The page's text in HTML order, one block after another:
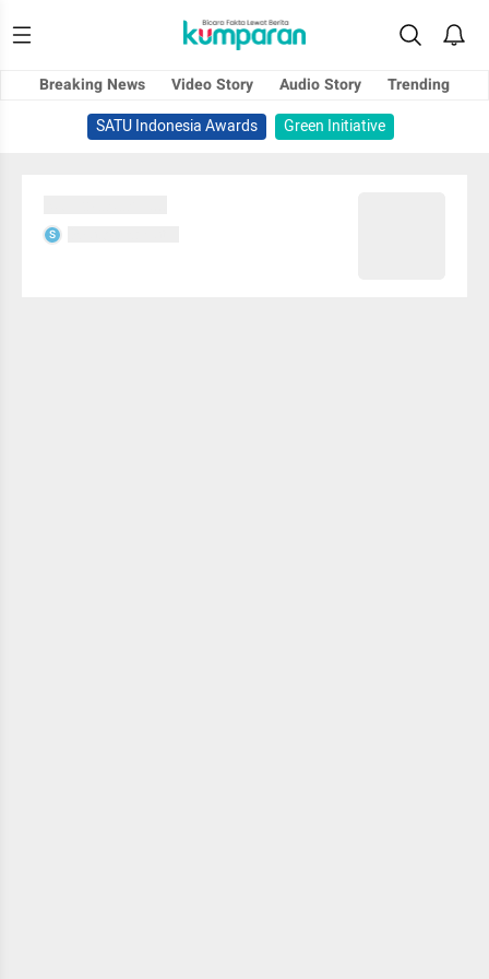
Breaking News Video Story Audio Story
Trending
SATU Indonesia Awards
Green Initiative
S